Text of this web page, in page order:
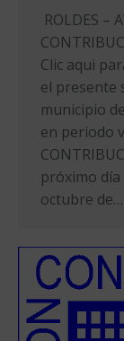
ROLDES –
Clic aqui
el presente
municipio
en periodo
próximo día
octubre de…